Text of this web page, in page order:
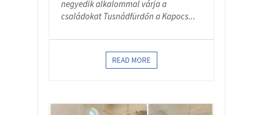
negyedik alkalommal várja a
családokat Tusnádfürdőn a Kapocs...
READ MORE